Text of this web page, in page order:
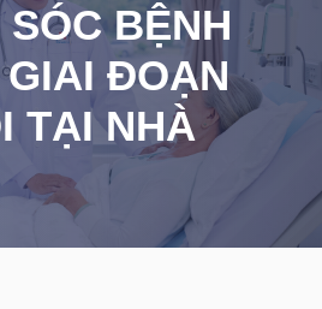
BỆNH
GIAI ĐOẠN
TẠI NHÀ